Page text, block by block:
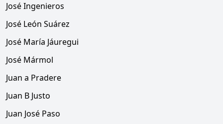
José Ingenieros
José León Suárez
José María Jáuregui
José Mármol
Juan a Pradere
Juan B Justo
Juan José Paso